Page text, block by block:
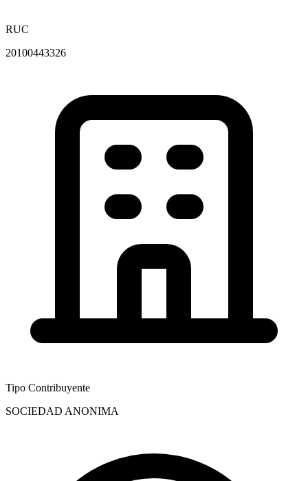
RUC
20100443326
Tipo Contribuyente
SOCIEDAD ANONIMA